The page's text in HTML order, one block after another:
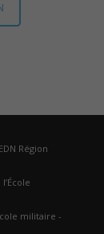
Région
militaire -